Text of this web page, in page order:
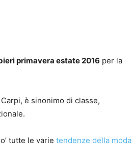
primavera estate 2016 per la
è sinonimo di classe,
tutte le varie tendenze della moda